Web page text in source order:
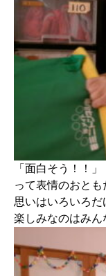
「面白そう！！
って表情のおとも
思いはいろいろだ
楽しみなのはみ